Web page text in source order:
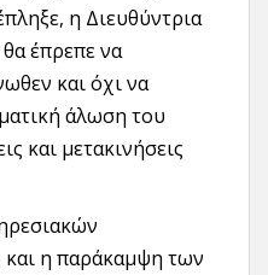
η Διευθύντρια
έπρεπε να
και όχι να
άλωση του
και μετακινήσεις
και η παράκαμψη των